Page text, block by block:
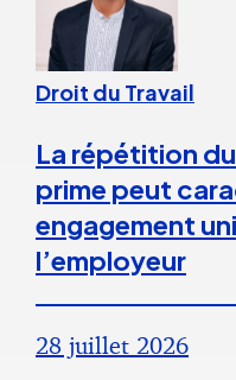
Droit du Travail
La répétition
prime peut
engagement
l’employeur
28 juillet 2026